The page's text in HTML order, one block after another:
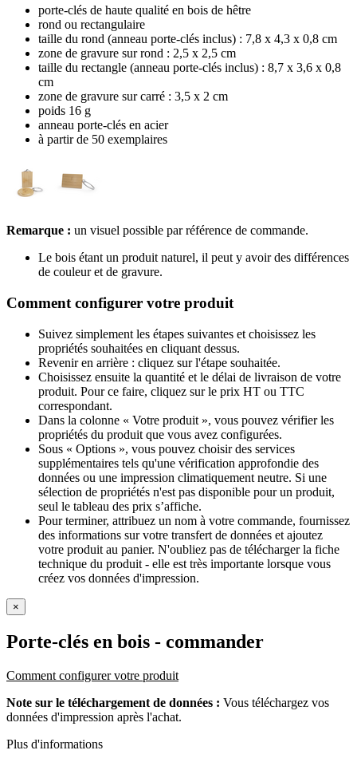
porte-clés de haute qualité en bois de hêtre
rond ou rectangulaire
taille du rond (anneau porte-clés inclus) : 7,8 x 4,3 x 0,8 cm
zone de gravure sur rond : 2,5 x 2,5 cm
taille du rectangle (anneau porte-clés inclus) : 8,7 x 3,6 x 0,8
cm
zone de gravure sur carré : 3,5 x 2 cm
poids 16 g
anneau porte-clés en acier
à partir de 50 exemplaires
Remarque : un visuel possible par référence de commande.
Le bois étant un produit naturel, il peut y avoir des différences
de couleur et de gravure.
Comment configurer votre produit
Suivez simplement les étapes suivantes et choisissez les
propriétés souhaitées en cliquant dessus.
Revenir en arrière : cliquez sur l'étape souhaitée.
Choisissez ensuite la quantité et le délai de livraison de votre
produit. Pour ce faire, cliquez sur le prix HT ou TTC
correspondant.
Dans la colonne « Votre produit », vous pouvez vérifier les
propriétés du produit que vous avez configurées.
Sous « Options », vous pouvez choisir des services
supplémentaires tels qu'une vérification approfondie des
données ou une impression climatiquement neutre. Si une
sélection de propriétés n'est pas disponible pour un produit,
seul le tableau des prix s’affiche.
Pour terminer, attribuez un nom à votre commande, fournissez
des informations sur votre transfert de données et ajoutez
votre produit au panier. N'oubliez pas de télécharger la fiche
technique du produit - elle est très importante lorsque vous
créez vos données d'impression.
×
Porte-clés en bois - commander
Comment configurer votre produit
Note sur le téléchargement de données : Vous téléchargez vos
données d'impression après l'achat.
Plus d'informations